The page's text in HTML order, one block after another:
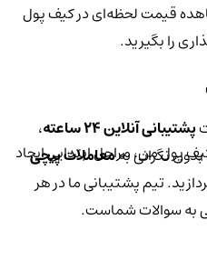
قیمت لحظه‌ای در کیف پول
را بگیرید.
پشتیبانی آنلاین ۲۴ ساعته
،
نگرانی بهمعاملات پیچی
تیم پشتیبانی ما در هر
به سوالات شماست.
پول من، مراحل ابتدایی ایجاد